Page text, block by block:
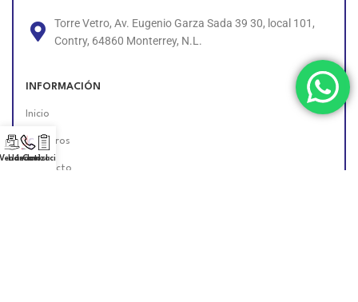
Torre Vetro, Av. Eugenio Garza Sada 39 30, local 101,
Contry, 64860 Monterrey, N.L.
INFORMACIÓN
Inicio
Nosotros
Contacto
Llámanos!
Cotización